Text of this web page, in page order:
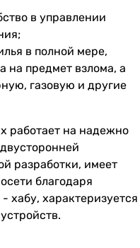
в управлении
в полной мере,
на предмет взлома, а
газовую и другие
работает на надежно
разработки, имеет
благодаря
хабу, характеризуется